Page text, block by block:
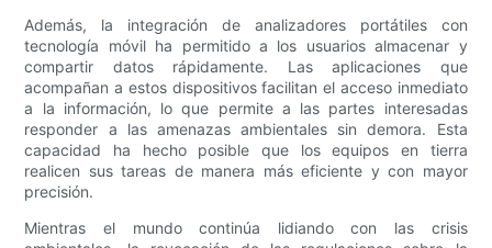
Además, la integración de analizadores portátiles con
tecnología móvil ha permitido a los usuarios almacenar y
compartir datos rápidamente. Las aplicaciones que
acompañan a estos dispositivos facilitan el acceso inmediato
a la información, lo que permite a las partes interesadas
responder a las amenazas ambientales sin demora. Esta
capacidad ha hecho posible que los equipos en tierra
realicen sus tareas de manera más eficiente y con mayor
precisión.
Mientras el mundo continúa lidiando con las crisis